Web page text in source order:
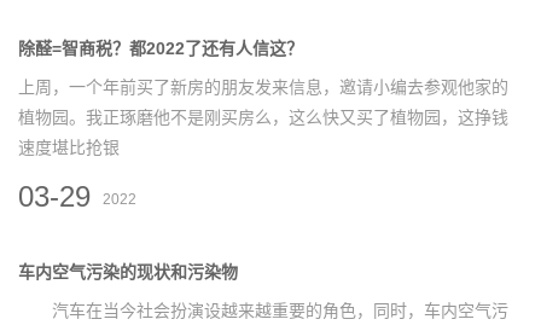
除醛=智商税？都2022了还有人信这？
上周，一个年前买了新房的朋友发来信息，邀请小编去参观他家的
植物园。我正琢磨他不是刚买房么，这么快又买了植物园，这挣钱
速度堪比抢银
03-29 2022
车内空气污染的现状和污染物
汽车在当今社会扮演设越来越重要的角色，同时，车内空气污